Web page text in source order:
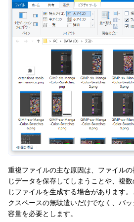
重複ファイルの主な原因は、ファイル
じデータを保存してしまうことや、複
じファイルを生成する場合があります
クスペースの無駄遣いだけでなく、バ
容量を必要とします。